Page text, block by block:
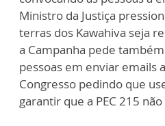
Ministro da Justiça
terras dos Kawahiva seja
a Campanha pede
pessoas em enviar emails
Congresso pedindo que
garantir que a PEC 215